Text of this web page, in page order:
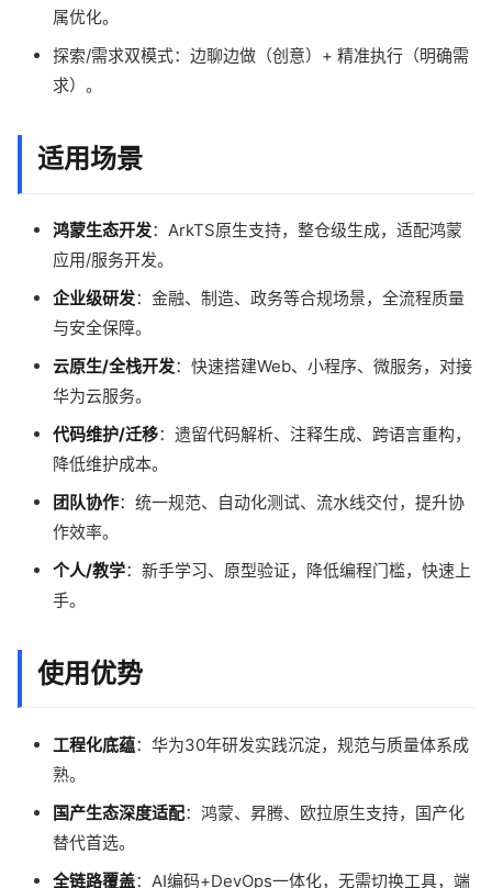
属优化。
探索/需求双模式：边聊边做（创意）+ 精准执行（明确需
求）。
适用场景
鸿蒙生态开发：ArkTS原生支持，整仓级生成，适配鸿蒙
应用/服务开发。
企业级研发：金融、制造、政务等合规场景，全流程质量
与安全保障。
云原生/全栈开发：快速搭建Web、小程序、微服务，对接
华为云服务。
代码维护/迁移：遗留代码解析、注释生成、跨语言重构，
降低维护成本。
团队协作：统一规范、自动化测试、流水线交付，提升协
作效率。
个人/教学：新手学习、原型验证，降低编程门槛，快速上
手。
使用优势
工程化底蕴：华为30年研发实践沉淀，规范与质量体系成
熟。
国产生态深度适配：鸿蒙、昇腾、欧拉原生支持，国产化
替代首选。
全链路覆盖：AI编码+DevOps一体化，无需切换工具，端